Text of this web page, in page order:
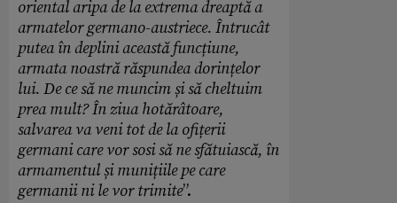
oriental aripa de la extrema dreaptă a
armatelor germano-austriece. Întrucât
putea în deplini această funcțiune,
armata noastră răspundea dorințelor
lui. De ce să ne muncim și să cheltuim
prea mult? În ziua hotărâtoare,
salvarea va veni tot de la ofițerii
germani care vor sosi să ne sfătuiască, în
armamentul și munițiile pe care
germanii ni le vor trimite”.